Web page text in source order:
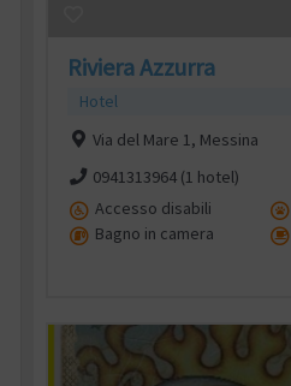
Riviera Azzurra
Hotel
Via del Mare 1, Messina
0941313964 (1 hotel)
Accesso disabili
Bagno in camera